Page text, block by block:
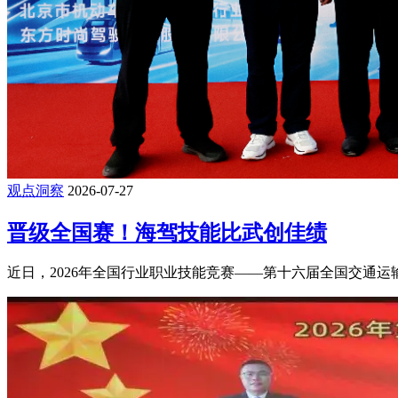
观点洞察 2026-07-27
晋级全国赛！海驾技能比武创佳绩
近日，2026年全国行业职业技能竞赛——第十六届全国交通运